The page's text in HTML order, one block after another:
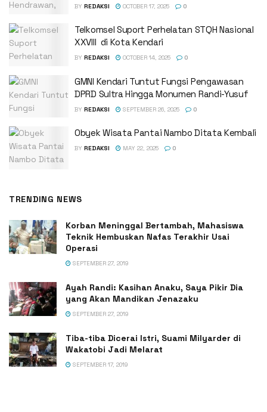
BY REDAKSI OCTOBER 17, 2025 0
Telkomsel Suport Perhelatan STQH Nasional
XXVIII di Kota Kendari
BY REDAKSI OCTOBER 14, 2025 0
GMNI Kendari Tuntut Fungsi Pengawasan
DPRD Sultra Hingga Monumen Randi-Yusuf ‎
BY REDAKSI SEPTEMBER 26, 2025 0
Obyek Wisata Pantai Nambo Ditata Kembali
BY REDAKSI MAY 22, 2025 0
TRENDING NEWS
Korban Meninggal Bertambah, Mahasiswa
Teknik Hembuskan Nafas Terakhir Usai
Operasi
SEPTEMBER 27, 2019
Ayah Randi: Kasihan Anaku, Saya Pikir Dia
yang Akan Mandikan Jenazaku
SEPTEMBER 27, 2019
Tiba-tiba Dicerai Istri, Suami Milyarder di
Wakatobi Jadi Melarat
SEPTEMBER 17, 2019